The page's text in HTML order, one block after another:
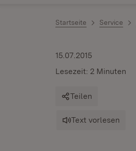
Startseite Service
15.07.2015
Lesezeit: 2 Minuten
Teilen
Text vorlesen